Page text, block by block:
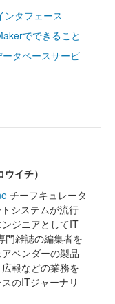
ンタフェース
でできること
ータベースサービ
イチ）
チーフキュレータ
システムが流行
ジニアとしてIT
門雑誌の編集者を
ベンダーの製品
報などの業務を
のITジャーナリ